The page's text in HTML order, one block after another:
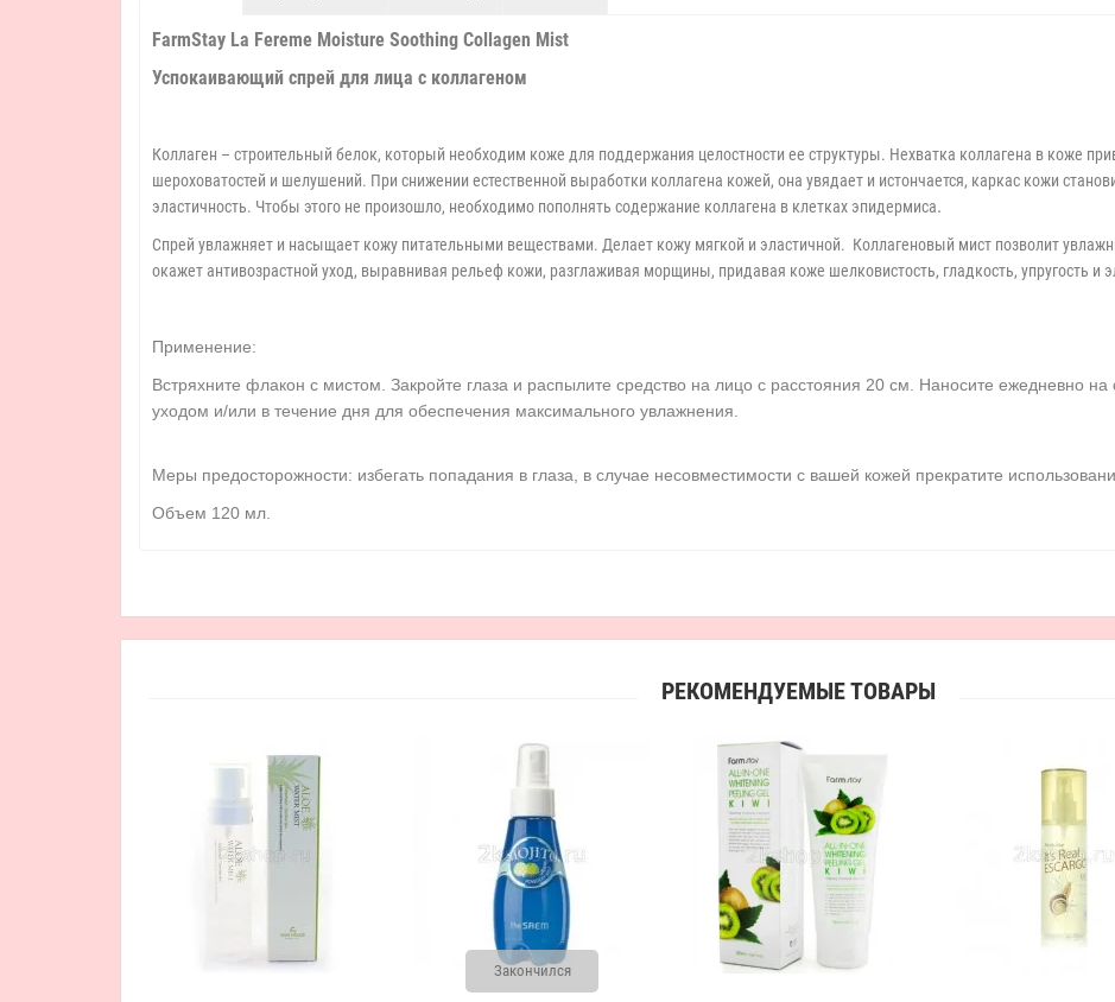
FarmStay La Fereme Moisture Soothing Collagen Mist
Успокаивающий спрей для лица с коллагеном
Коллаген – строительный белок, который необходим коже для поддержания целостности ее структуры. Нехватка коллагена в коже
шероховатостей и шелушений. При снижении естественной выработки коллагена кожей, она увядает и истончается, каркас кожи
эластичность. Чтобы этого не произошло, необходимо пополнять содержание коллагена в клетках эпидермиса.
Спрей увлажняет и насыщает кожу питательными веществами. Делает кожу мягкой и эластичной. Коллагеновый мист позволит
окажет антивозрастной уход, выравнивая рельеф кожи, разглаживая морщины, придавая коже шелковистость, гладкость, упругость и
Применение:
Встряхните флакон с мистом. Закройте глаза и распылите средство на лицо с расстояния 20 см. Наносите ежедневно
уходом и/или в течение дня для обеспечения максимального увлажнения.
Меры предосторожности: избегать попадания в глаза, в случае несовместимости с вашей кожей прекратите
Объем 120 мл.
РЕКОМЕНДУЕМЫЕ ТОВАРЫ
Закончился